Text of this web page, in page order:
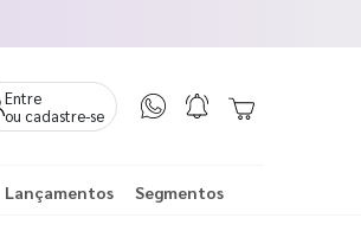
Entre
ou cadastre-se
Lançamentos Segmentos